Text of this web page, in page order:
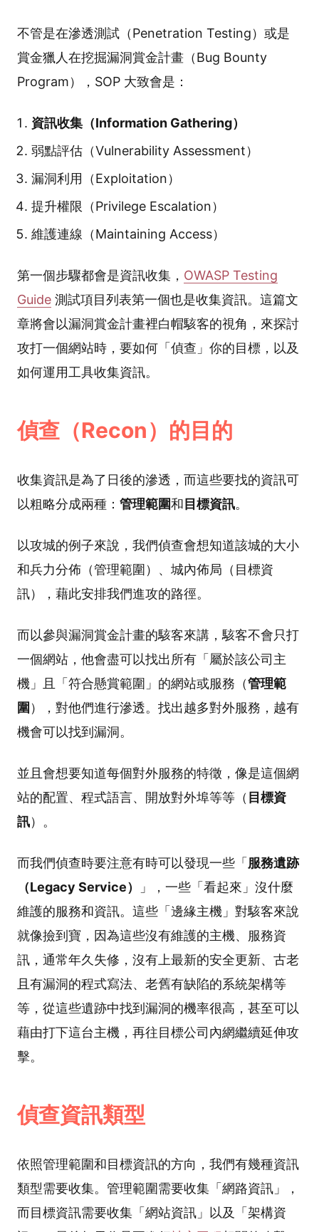
不管是在滲透測試（Penetration Testing）或是
賞金獵人在挖掘漏洞賞金計畫（Bug Bounty
Program），SOP 大致會是：
資訊收集（Information Gathering）
弱點評估（Vulnerability Assessment）
漏洞利用（Exploitation）
提升權限（Privilege Escalation）
維護連線（Maintaining Access）
第一個步驟都會是資訊收集， OWASP Testing
Guide 測試項目列表第一個也是收集資訊。這篇文
章將會以漏洞賞金計畫裡白帽駭客的視角，來探討
攻打一個網站時，要如何「偵查」你的目標，以及
如何運用工具收集資訊。
偵查（Recon）的目的
收集資訊是為了日後的滲透，而這些要找的資訊可
以粗略分成兩種： 管理範圍和 目標資訊。
以攻城的例子來說，我們偵查會想知道該城的大小
和兵力分佈（管理範圍）、城內佈局（目標資
訊），藉此安排我們進攻的路徑。
而以參與漏洞賞金計畫的駭客來講，駭客不會只打
一個網站，他會盡可以找出所有「屬於該公司主
機」且「符合懸賞範圍」的網站或服務（管理範
圍 ），對他們進行滲透。找出越多對外服務，越有
機會可以找到漏洞。
並且會想要知道每個對外服務的特徵，像是這個網
站的配置、程式語言、開放對外埠等等（ 目標資
訊）。
而我們偵查時要注意有時可以發現一些「 服務遺跡
（Legacy Service）
」，一些「看起來」沒什麼
維護的服務和資訊。這些「邊緣主機」對駭客來說
就像撿到寶，因為這些沒有維護的主機、服務資
訊，通常年久失修，沒有上最新的安全更新、古老
且有漏洞的程式寫法、老舊有缺陷的系統架構等
等，從這些遺跡中找到漏洞的機率很高，甚至可以
藉由打下這台主機，再往目標公司內網繼續延伸攻
擊。
偵查資訊類型
依照管理範圍和目標資訊的方向，我們有幾種資訊
類型需要收集。管理範圍需要收集「網路資訊」，
而目標資訊需要收集「網站資訊」以及「架構資